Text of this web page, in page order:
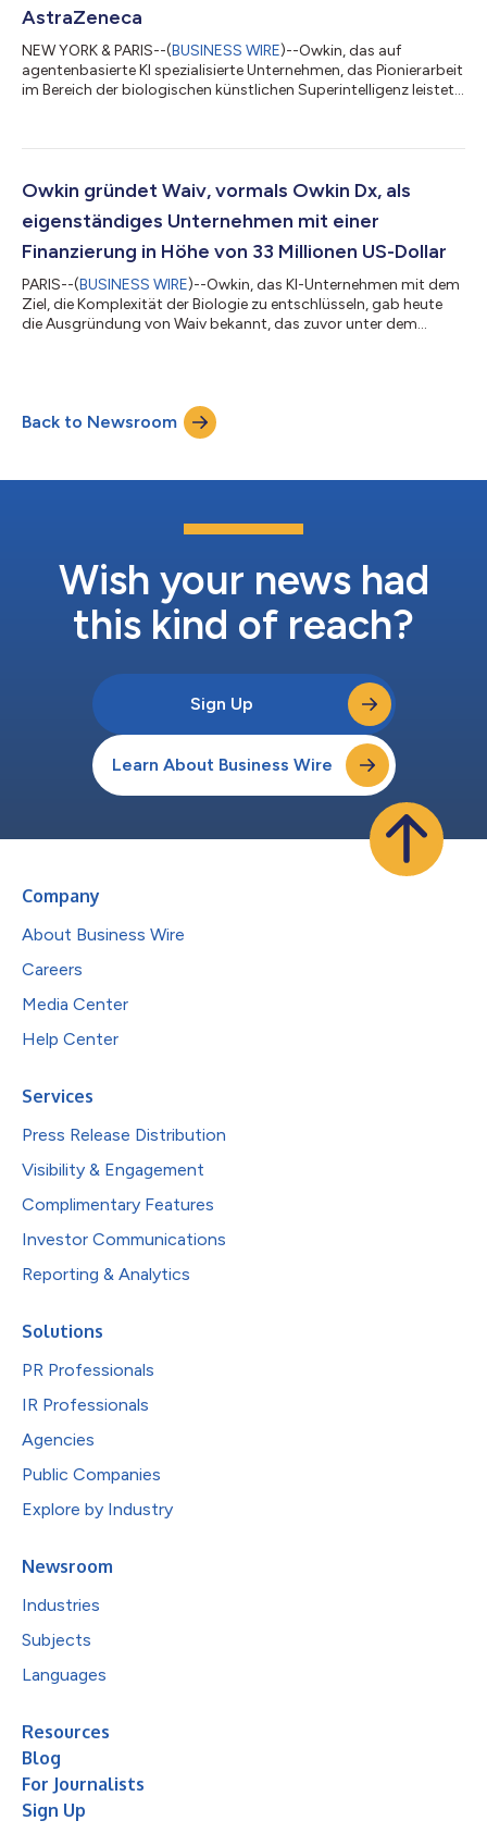
AstraZeneca
NEW YORK & PARIS--(BUSINESS WIRE)--Owkin, das auf
agentenbasierte KI spezialisierte Unternehmen, das Pionierarbeit
im Bereich der biologischen künstlichen Superintelligenz leistet,
Rahmen der dreijährigen Lizenzierung von K Pro – Owkins KI-
– Biopharma-Agenten zu entwickeln. K Pro bringt multimodale
Daten und spezialisi...
Owkin gründet Waiv, vormals Owkin Dx, als
eigenständiges Unternehmen mit einer
Finanzierung in Höhe von 33 Millionen US-Dollar
PARIS--(BUSINESS WIRE)--Owkin, das KI-Unternehmen mit dem
Ziel, die Komplexität der Biologie zu entschlüsseln, gab heute
die Ausgründung von Waiv bekannt, das zuvor unter dem
klinischen Praxis sowie in klinischen Studien bereitzustellen und
damit die Patientenversorgung zu verbessern. Dies folgt auf den
Back to Newsroom
Wish your news had
this kind of reach?
Sign Up
Learn About Business Wire
Company
About Business Wire
Careers
Media Center
Help Center
Services
Press Release Distribution
Visibility & Engagement
Complimentary Features
Investor Communications
Reporting & Analytics
Solutions
PR Professionals
IR Professionals
Agencies
Public Companies
Explore by Industry
Newsroom
Industries
Subjects
Languages
Resources
Blog
For Journalists
Sign Up